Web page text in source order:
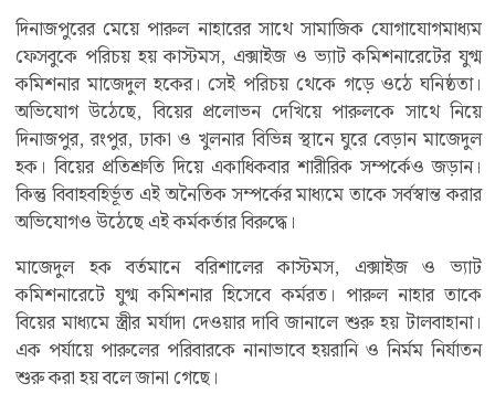
দিনাজপুরের মেয়ে পারুল নাহারের সাথে সামাজিক যোগাযোগমাধ্যম
ফেসবুকে পরিচয় হয় কাস্টমস, এক্সাইজ ও ভ্যাট কমিশনারেটের যুগ্ম
কমিশনার মাজেদুল হকের। সেই পরিচয় থেকে গড়ে ওঠে ঘনিষ্ঠতা।
অভিযোগ উঠেছে, বিয়ের প্রলোভন দেখিয়ে পারুলকে সাথে নিয়ে
দিনাজপুর, রংপুর, ঢাকা ও খুলনার বিভিন্ন স্থানে ঘুরে বেড়ান মাজেদুল
হক। বিয়ের প্রতিশ্রুতি দিয়ে একাধিকবার শারীরিক সম্পর্কেও জড়ান।
কিন্তু বিবাহবহির্ভূত এই অনৈতিক সম্পর্কের মাধ্যমে তাকে সর্বস্বান্ত করার
অভিযোগও উঠেছে এই কর্মকর্তার বিরুদ্ধে।
মাজেদুল হক বর্তমানে বরিশালের কাস্টমস, এক্সাইজ ও ভ্যাট
কমিশনারেটে যুগ্ম কমিশনার হিসেবে কর্মরত। পারুল নাহার তাকে
বিয়ের মাধ্যমে স্ত্রীর মর্যাদা দেওয়ার দাবি জানালে শুরু হয় টালবাহানা।
এক পর্যায়ে পারুলের পরিবারকে নানাভাবে হয়রানি ও নির্মম নির্যাতন
শুরু করা হয় বলে জানা গেছে।